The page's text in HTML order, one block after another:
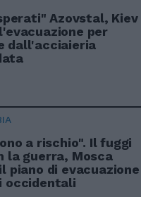
Azovstal, Kiev
per
dall'acciaieria
a rischio". Il fuggi
la guerra, Mosca
piano di evacuazione
occidentali